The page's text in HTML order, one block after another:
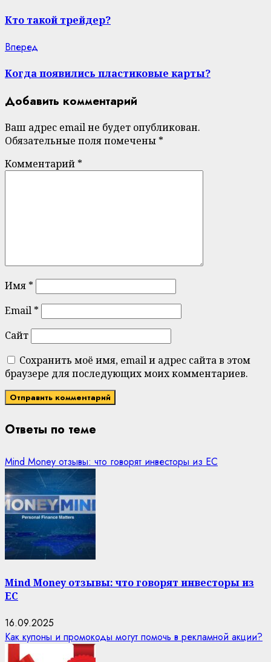
Reading
Кто такой трейдер?
Вперед
Когда появились пластиковые карты?
Добавить комментарий
Ваш адрес email не будет опубликован.
Обязательные поля помечены *
Комментарий *
Имя *
Email *
Сайт
Сохранить моё имя, email и адрес сайта в этом
браузере для последующих моих комментариев.
Ответы по теме
Mind Money отзывы: что говорят инвесторы из ЕС
Mind Money отзывы: что говорят инвесторы из
ЕС
16.09.2025
Как купоны и промокоды могут помочь в рекламной акции?